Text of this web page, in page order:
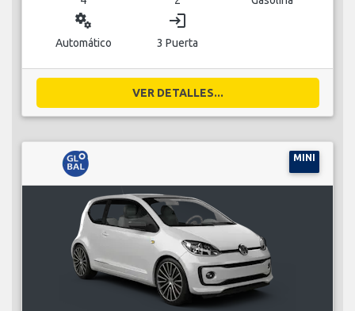
miscellaneous_services
Automático
login
3 Puerta
VER DETALLES...
MINI